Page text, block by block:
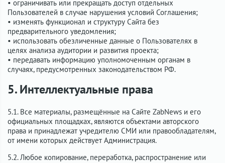
• ограничивать или прекращать доступ отдельных
Пользователей в случае нарушения условий Соглашения;
• изменять функционал и структуру Сайта без
предварительного уведомления;
• использовать обезличенные данные о Пользователях в
целях анализа аудитории и развития проекта;
• передавать информацию уполномоченным органам в
случаях, предусмотренных законодательством РФ.
5. Интеллектуальные права
5.1. Все материалы, размещённые на Сайте ZabNews и его
официальных площадках, являются объектами авторского
права и принадлежат учредителю СМИ или правообладателям,
от имени которых действует Администрация.
5.2. Любое копирование, переработка, распространение или